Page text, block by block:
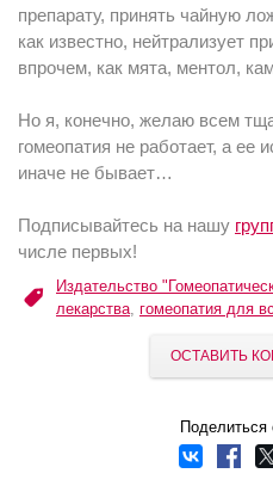
препарату, принять чайную
как известно, нейтрализует
впрочем, как мята, ментол,
Но я, конечно, желаю всем
гомеопатия не работает, а ее
иначе не бывает…
Подписывайтесь на нашу
числе первых!
Издательство
лекарства, гомеопатия для
ОСТАВИТЬ
Поделиться